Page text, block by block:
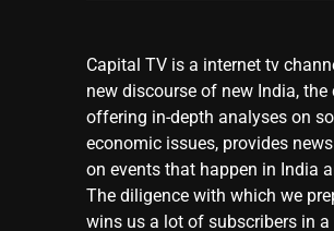
Capital TV is a internet tv
new discourse of new India,
offering in-depth analyses on
economic issues, provides
on events that happen in India
The diligence with which we
wins us a lot of subscribers in